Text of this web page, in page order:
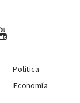
Política
Economía